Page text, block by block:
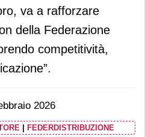
va a rafforzare
della Federazione
competitività,
2026
| FEDERDISTRIBUZIONE